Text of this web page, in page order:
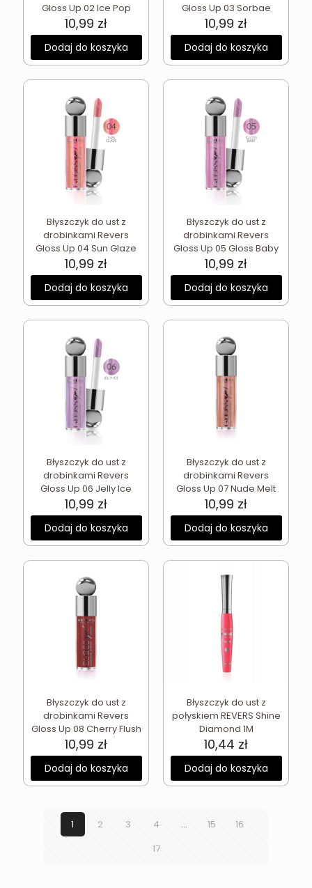
Gloss Up 02 Ice Pop
10,99 zł
Dodaj do koszyka
Gloss Up 03 Sorbae
10,99 zł
Dodaj do koszyka
Błyszczyk do ust z
drobinkami Revers
Gloss Up 04 Sun Glaze
10,99 zł
Dodaj do koszyka
Błyszczyk do ust z
drobinkami Revers
Gloss Up 05 Gloss Baby
10,99 zł
Dodaj do koszyka
Błyszczyk do ust z
drobinkami Revers
Gloss Up 06 Jelly Ice
10,99 zł
Dodaj do koszyka
Błyszczyk do ust z
drobinkami Revers
Gloss Up 07 Nude Melt
10,99 zł
Dodaj do koszyka
Błyszczyk do ust z
drobinkami Revers
Gloss Up 08 Cherry Flush
10,99 zł
Dodaj do koszyka
Błyszczyk do ust z
połyskiem REVERS Shine
Diamond 1M
10,44 zł
Dodaj do koszyka
1 2 3 4 … 15
16
17